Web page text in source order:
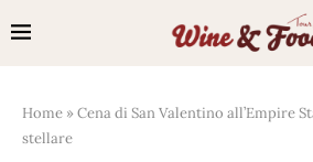
Home »Cena di San Valentino all’Empire
stellare